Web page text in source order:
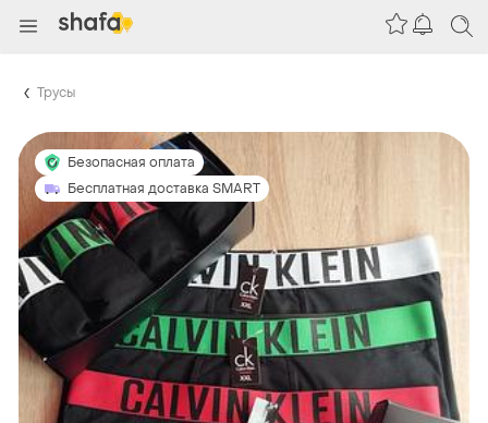
Трусы
Безопасная оплата
Бесплатная доставка SMART